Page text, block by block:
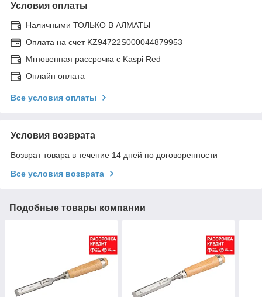
Условия оплаты
Наличными ТОЛЬКО В АЛМАТЫ
Оплата на счет KZ94722S000044879953
Мгновенная рассрочка с Kaspi Red
Онлайн оплата
Все условия оплаты
Условия возврата
Возврат товара в течение 14 дней по договоренности
Все условия возврата
Подобные товары компании